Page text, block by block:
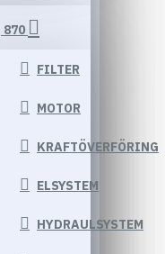
870
FILTER
MOTOR
KRAFTÖVERFÖRING
ELSYSTEM
HYDRAULSYSTEM